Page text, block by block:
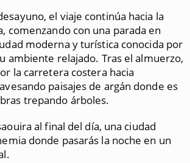
el viaje continúa hacia la
comenzando con una parada en
moderna y turística conocida por
ambiente relajado. Tras el almuerzo,
la carretera costera hacia
paisajes de argán donde es
trepando árboles.
al final del día, una ciudad
donde pasarás la noche en un